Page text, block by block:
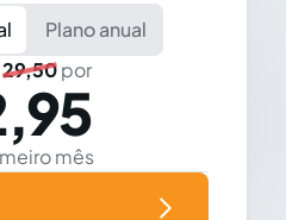
Plano anual
29,50por
mês